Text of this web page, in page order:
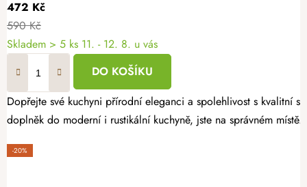
472 Kč
590 Kč
Skladem > 5 ks 11. - 12. 8. u vás
DO KOŠÍKU
Dopřejte své kuchyni přírodní eleganci a spolehlivost s kvalitní
doplněk do moderní i rustikální kuchyně, jste na správném místě.
-20%